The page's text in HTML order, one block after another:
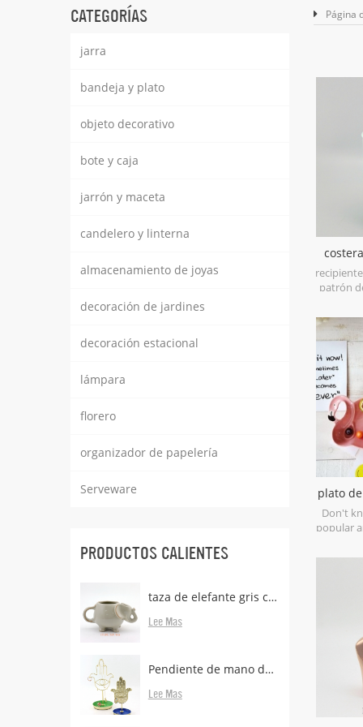
CATEGORÍAS
jarra
bandeja y plato
objeto decorativo
bote y caja
jarrón y maceta
candelero y linterna
almacenamiento de joyas
decoración de jardines
decoración estacional
lámpara
florero
organizador de papelería
Serveware
PRODUCTOS CALIENTES
taza de elefante gris con porta bolsas de té
Lee Mas
Pendiente de mano de metal de latón con soporte
Lee Mas
Página
patrón
frasco
para
mano,
plato
Don't
popular
a